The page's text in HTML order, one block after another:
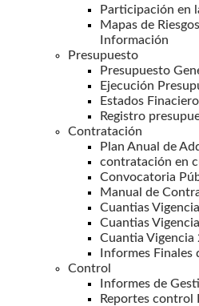
Participación en
Mapas de
Información
Presupuesto
Presupuesto
Ejecución
Estados
Registro
Contratación
Plan Anual de
contratación en
Convocatoria
Manual de
Cuantias
Cuantias
Cuantia Vigencia
Informes Finales
Control
Informes de
Reportes control